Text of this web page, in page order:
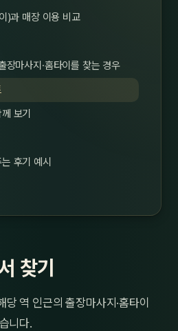
)과 매장 이용 비교
장마사지·홈타이를 찾는 경우
보기
후기 예시
찾기
역 인근의 출장마사지·홈타이
니다.